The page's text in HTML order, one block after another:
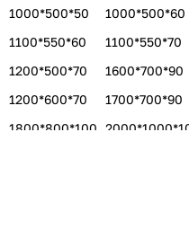
1000*500*50
1000*500*60
1100*550*60
1100*550*70
1200*500*70
1600*700*90
1200*600*70
1700*700*90
1800*800*100